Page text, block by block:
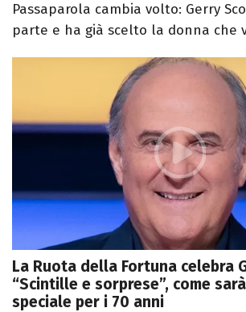
Passaparola cambia volto: Gerry
parte e ha già scelto la donna che
La Ruota della Fortuna celebra
“Scintille e sorprese”, come
speciale per i 70 anni